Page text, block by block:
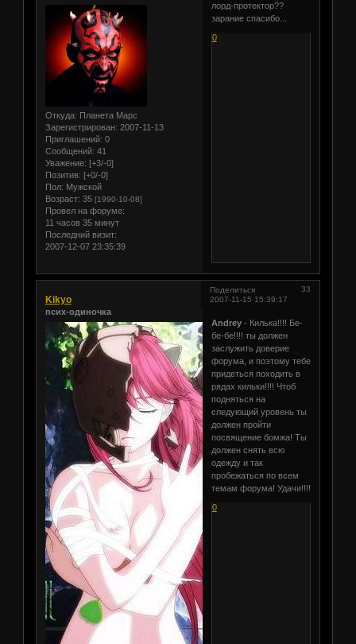
Откуда: Планета Марс
Зарегистрирован: 2007-11-13
Приглашений: 0
Сообщений: 41
Уважение: [+3/-0]
Позитив: [+0/-0]
Пол: Мужской
Возраст: 35 [1990-10-08]
Провел на форуме:
11 часов 35 минут
Последний визит:
2007-12-07 23:35:39
лорд-протектор??
зарание спасибо...
0
Поделиться
33
2007-11-15 15:39:17
Kikyo
псих-одиночка
Andrey- Килька!!!! Бе-
бе-бе!!!! ты должен
заслужить доверие
форума, и поэтому тебе
придеться походить в
рядах кильки!!!! Чтоб
подняться на
следующий уровень ты
должен пройти
посвящение бомжа! Ты
должен снять всю
одежду и так
пробежаться по всем
темам форума! Удачи!!!!
0